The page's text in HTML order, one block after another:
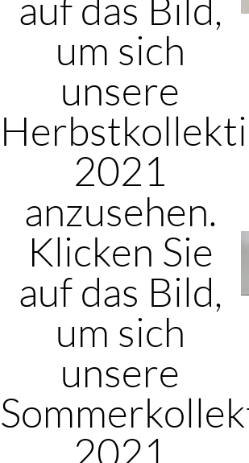
um sich
unsere
2021
anzusehen.
Klicken Sie
auf das Bild,
um sich
unsere
2021